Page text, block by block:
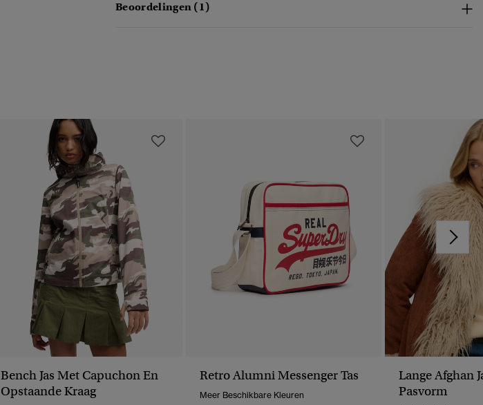
Beoordelingen (1)
Bench Jas Met Capuchon En
Opstaande Kraag
Retro Alumni Messenger Tas
Meer Beschikbare Kleuren
Lange Afghan
Pasvorm